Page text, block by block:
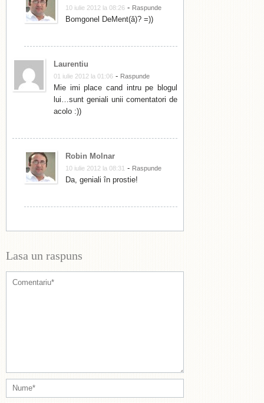
10 iulie 2012 la 08:26 - Raspunde
Bomgonel DeMent(ă)? =))
Laurentiu
01 iulie 2012 la 01:06 - Raspunde
Mie imi place cand intru pe blogul
lui…sunt geniali unii comentatori de
acolo :))
Robin Molnar
10 iulie 2012 la 08:31 - Raspunde
Da, geniali în prostie!
Lasa un raspuns